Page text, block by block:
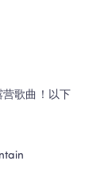
歌曲！以下